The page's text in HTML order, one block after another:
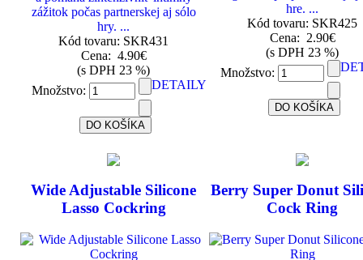
zážitok počas partnerskej aj sólo
hry. ...
Kód tovaru: SKR431
Cena: 4.90€
(s DPH 23 %)
Množstvo:
DETAILY
hre. ...
Kód tovaru: SKR425
Cena: 2.90€
(s DPH 23 %)
Množstvo:
Wide Adjustable Silicone
Lasso Cockring
Berry Super Donut
Cock Ring